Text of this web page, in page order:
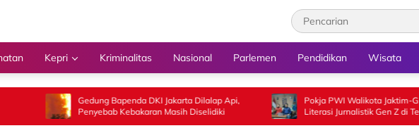
Kepri Kriminalitas Nasional Parlemen Pendidikan Wisata
Gedung Bapenda DKI Jakarta Dilalap Api,
Penyebab Kebakaran Masih Diselidiki
Pokja PWI Walikota Jaktim-GMNI Dorong
Literasi Jurnalistik Gen Z di Tengah Derasnya
Arus Informasi